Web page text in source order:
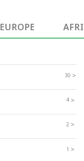
EUROPE
30 >
4 >
2 >
1 >